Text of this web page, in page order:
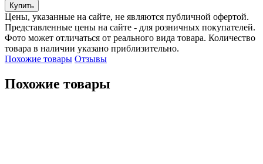
Купить
Цены, указанные на сайте, не являются публичной офертой.
Представленные цены на сайте - для розничных покупателей.
Фото может отличаться от реального вида товара. Количество
товара в наличии указано приблизительно.
Похожие товары Отзывы
Похожие товары